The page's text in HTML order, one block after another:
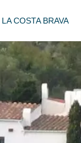
LA COSTA BRAVA